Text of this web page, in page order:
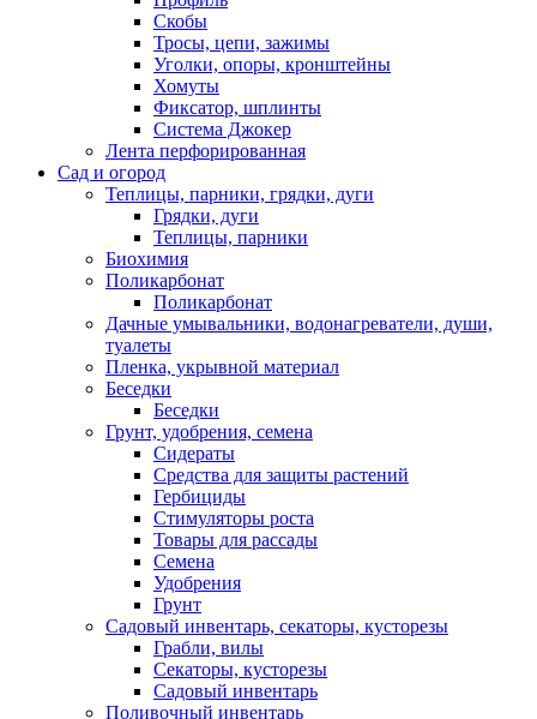
Скобы
Тросы, цепи, зажимы
Уголки, опоры, кронштейны
Хомуты
Фиксатор, шплинты
Система Джокер
Лента перфорированная
Сад и огород
Теплицы, парники, грядки, дуги
Грядки, дуги
Теплицы, парники
Биохимия
Поликарбонат
Поликарбонат
Дачные умывальники, водонагреватели, души,
туалеты
Пленка, укрывной материал
Беседки
Беседки
Грунт, удобрения, семена
Сидераты
Средства для защиты растений
Гербициды
Стимуляторы роста
Товары для рассады
Семена
Удобрения
Грунт
Садовый инвентарь, секаторы, кусторезы
Грабли, вилы
Секаторы, кусторезы
Садовый инвентарь
Поливочный инвентарь